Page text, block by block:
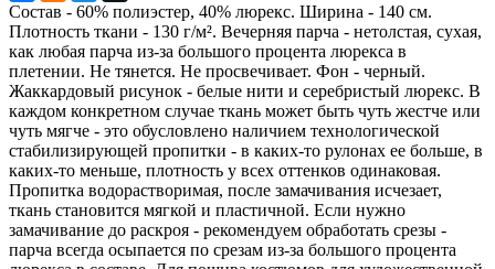
Состав - 60% полиэстер, 40% люрекс. Ширина - 140 см.
Плотность ткани - 130 г/м². Вечерняя парча - нетолстая, сухая,
как любая парча из-за большого процента люрекса в
плетении. Не тянется. Не просвечивает. Фон - черный.
Жаккардовый рисунок - белые нити и серебристый люрекс. В
каждом конкретном случае ткань может быть чуть жестче или
чуть мягче - это обусловлено наличием технологической
стабилизирующей пропитки - в каких-то рулонах ее больше, в
каких-то меньше, плотность у всех оттенков одинаковая.
Пропитка водорастворимая, после замачивания исчезает,
ткань становится мягкой и пластичной. Если нужно
замачивание до раскроя - рекомендуем обработать срезы -
парча всегда осыпается по срезам из-за большого процента